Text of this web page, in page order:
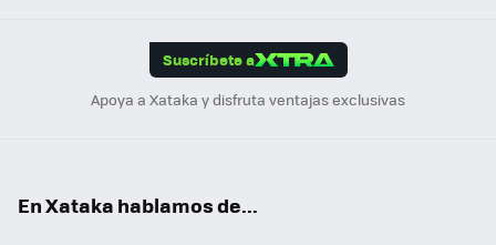
Suscríbete a
Apoya a Xataka y disfruta ventajas exclusivas
En Xataka hablamos de...